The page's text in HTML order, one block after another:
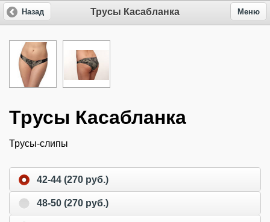
Трусы Касабланка
Назад Меню
Трусы Касабланка
Трусы-слипы
42-44 (270 руб.)
48-50 (270 руб.)